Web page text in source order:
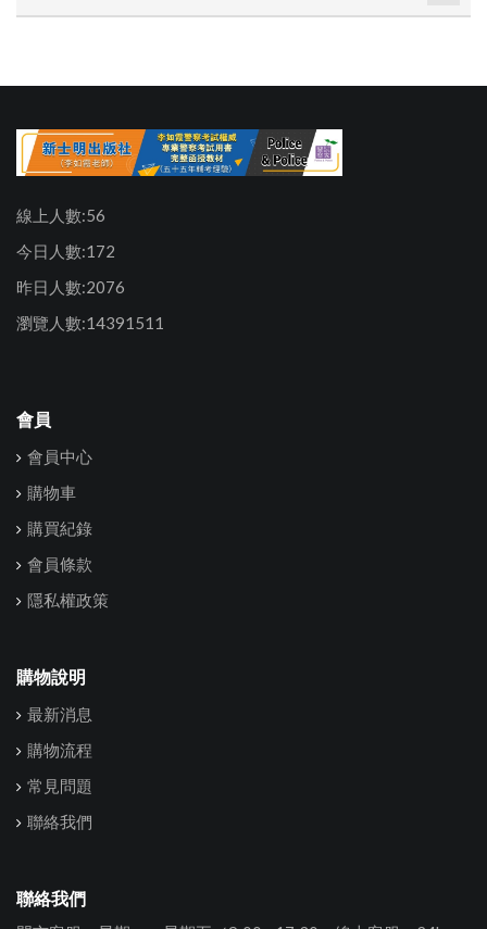
線上人數:56
今日人數:172
昨日人數:2076
瀏覽人數:14391511
會員
會員中心
購物車
購買紀錄
會員條款
隱私權政策
購物說明
最新消息
購物流程
常見問題
聯絡我們
聯絡我們